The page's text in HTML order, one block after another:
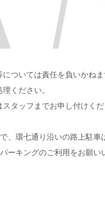
ついては責任を負いかねま
ください。
タッフまでお申し付けく
、環七通り沿いの路上駐車
ーキングのご利用をお願い